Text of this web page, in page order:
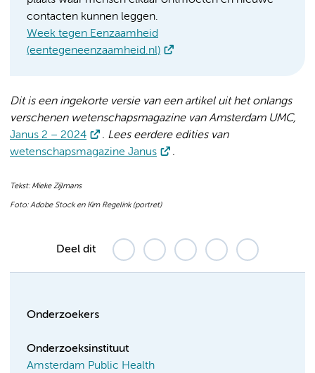
contacten kunnen leggen.
Week tegen Eenzaamheid
(eentegeneenzaamheid.nl)
Dit is een ingekorte versie van een artikel uit het onlangs
verschenen wetenschapsmagazine van Amsterdam UMC,
Janus 2 – 2024
. Lees eerdere edities van
wetenschapsmagazine Janus
.
Tekst: Mieke Zijlmans
Foto: Adobe Stock en Kim Regelink (portret)
Deel dit
Onderzoekers
Onderzoeksinstituut
Amsterdam Public Health